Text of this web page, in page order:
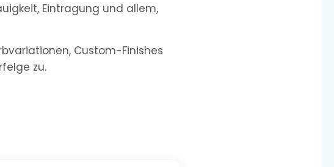
Eintragung und allem,
Custom-Finishes
zu.